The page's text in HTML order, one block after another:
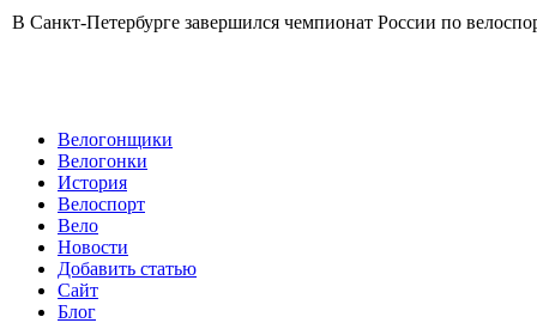
В Санкт-Петербурге завершился чемпионат России по
Велогонщики
Велогонки
История
Велоспорт
Вело
Новости
Добавить статью
Сайт
Блог